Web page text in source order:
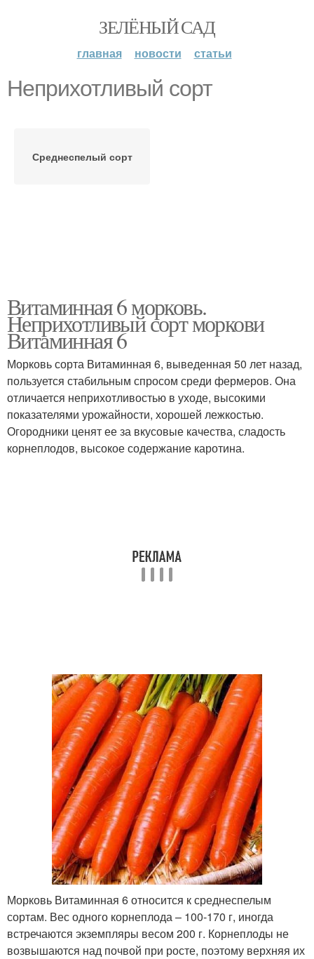
ЗЕЛЁНЫЙ САД
главная новости статьи
Неприхотливый сорт
Среднеспелый сорт
Витаминная 6 морковь.
Неприхотливый сорт моркови
Витаминная 6
Морковь сорта Витаминная 6, выведенная 50 лет назад,
пользуется стабильным спросом среди фермеров. Она
отличается неприхотливостью в уходе, высокими
показателями урожайности, хорошей лежкостью.
Огородники ценят ее за вкусовые качества, сладость
корнеплодов, высокое содержание каротина.
Морковь Витаминная 6 относится к среднеспелым
сортам. Вес одного корнеплода – 100-170 г, иногда
встречаются экземпляры весом 200 г. Корнеплоды не
возвышаются над почвой при росте, поэтому верхняя их